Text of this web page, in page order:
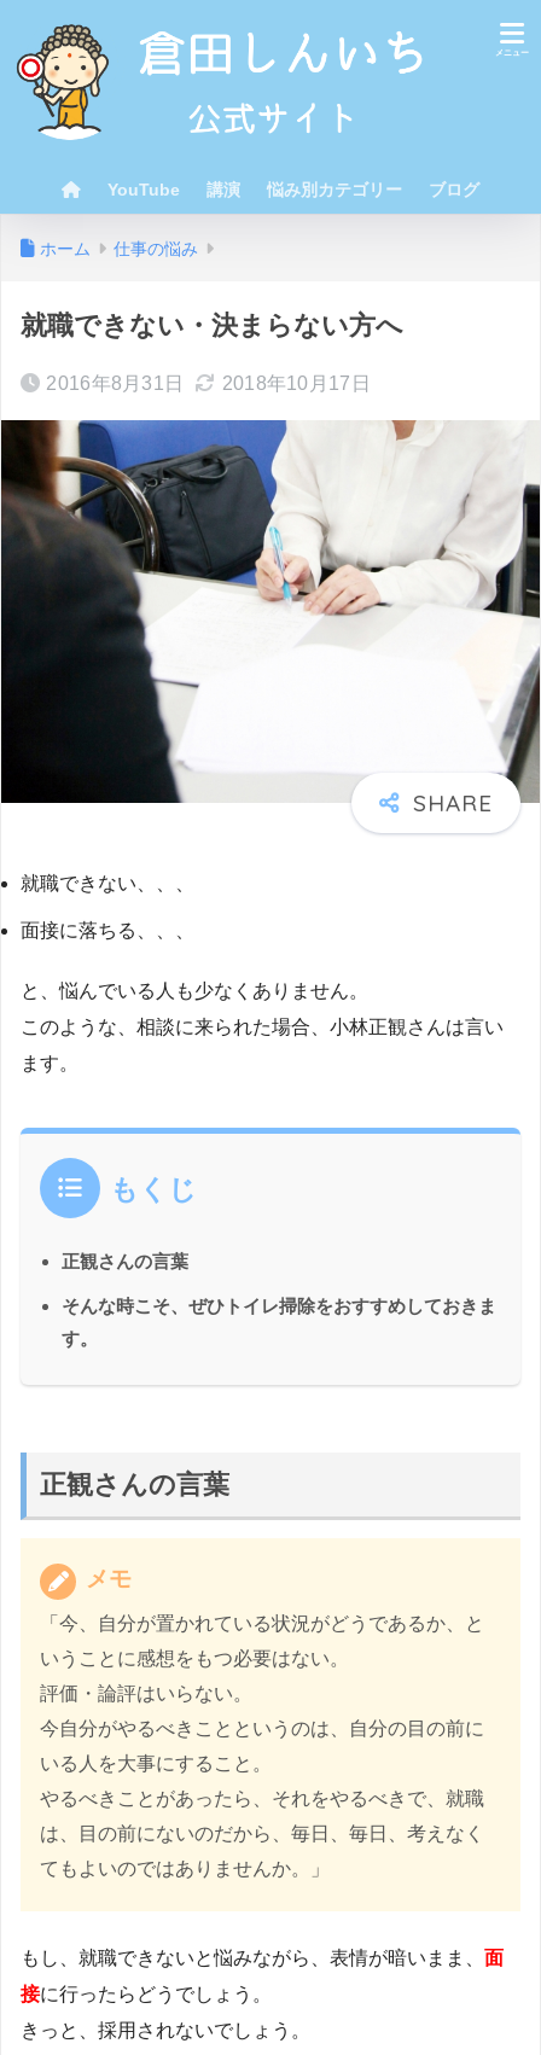
YouTube 講演 悩み別カテゴリー ブログ
ホーム 仕事の悩み
就職できない・決まらない方へ
2016年8月31日 2018年10月17日
就職できない、、、
面接に落ちる、、、
と、悩んでいる人も少なくありません。
このような、相談に来られた場合、小林正観さんは言い
ます。
もくじ
正観さんの言葉
そんな時こそ、ぜひトイレ掃除をおすすめしておきま
す。
正観さんの言葉
メモ
「今、自分が置かれている状況がどうであるか、と
いうことに感想をもつ必要はない。
評価・論評はいらない。
今自分がやるべきことというのは、自分の目の前に
いる人を大事にすること。
やるべきことがあったら、それをやるべきで、就職
は、目の前にないのだから、毎日、毎日、考えなく
てもよいのではありませんか。」
もし、就職できないと悩みながら、表情が暗いまま、 面
接に行ったらどうでしょう。
きっと、採用されないでしょう。